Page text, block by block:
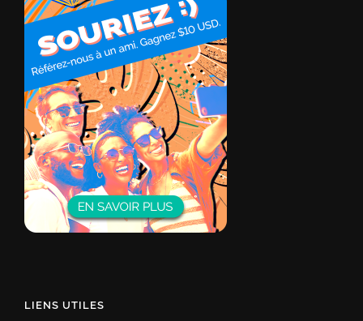
LIENS UTILES